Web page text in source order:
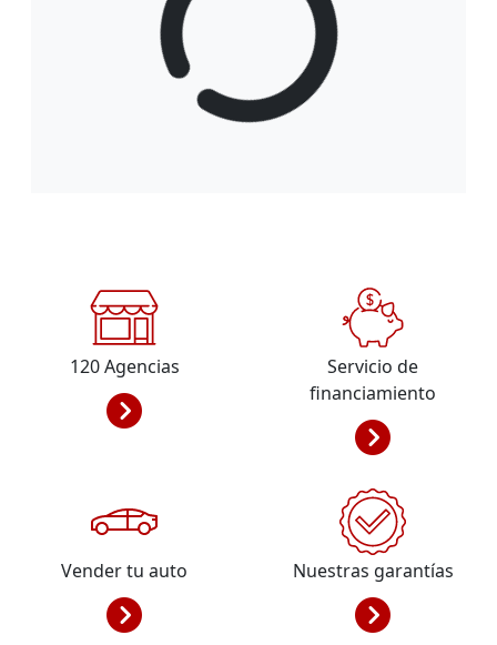
120Agencias
Servicio de
financiamiento
Vender tu auto Nuestras garantías